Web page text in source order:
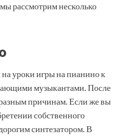
рассмотрим несколько
на уроки игры на пианино к
музыкантами. После
причинам. Если же вы
собственного
синтезатором. В